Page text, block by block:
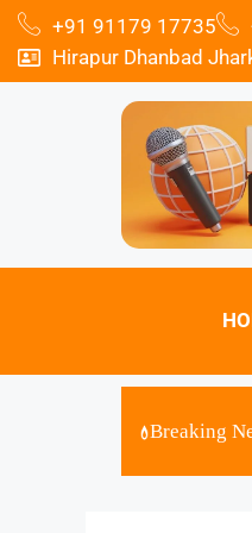
+91 91179 17735
Hirapur Dhanbad
Breaking